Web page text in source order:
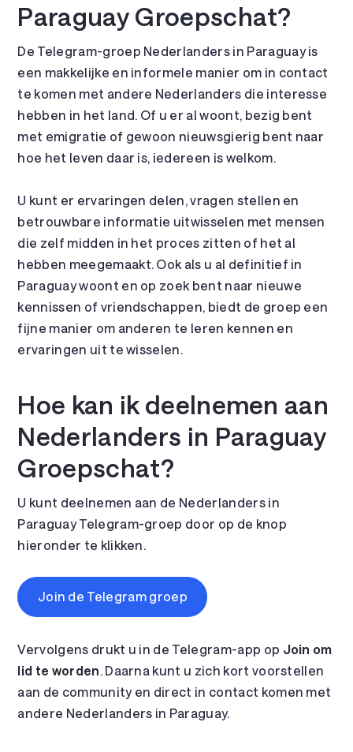
Paraguay Groepschat?
De Telegram-groep Nederlanders in Paraguay is
een makkelijke en informele manier om in contact
te komen met andere Nederlanders die interesse
hebben in het land. Of u er al woont, bezig bent
met emigratie of gewoon nieuwsgierig bent naar
hoe het leven daar is, iedereen is welkom.
U kunt er ervaringen delen, vragen stellen en
betrouwbare informatie uitwisselen met mensen
die zelf midden in het proces zitten of het al
hebben meegemaakt. Ook als u al definitief in
Paraguay woont en op zoek bent naar nieuwe
kennissen of vriendschappen, biedt de groep een
fijne manier om anderen te leren kennen en
ervaringen uit te wisselen.
Hoe kan ik deelnemen aan
Nederlanders in Paraguay
Groepschat?
U kunt deelnemen aan de Nederlanders in
Paraguay Telegram-groep door op de knop
hieronder te klikken.
Join de Telegram groep
Vervolgens drukt u in de Telegram-app op Join om
lid te worden . Daarna kunt u zich kort voorstellen
aan de community en direct in contact komen met
andere Nederlanders in Paraguay.